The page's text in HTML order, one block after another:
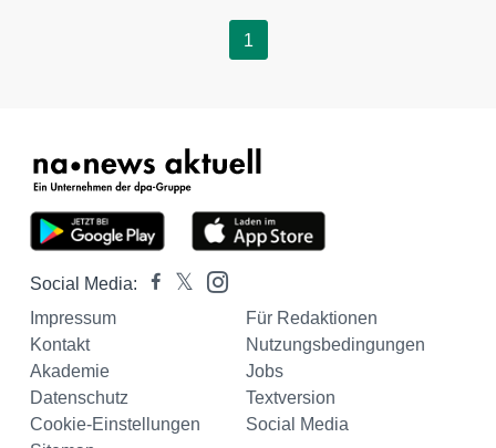
1
Social Media:
Impressum
Für Redaktionen
Kontakt
Nutzungsbedingungen
Akademie
Jobs
Datenschutz
Textversion
Cookie-Einstellungen
Social Media